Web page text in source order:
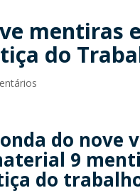
mentiras
do
do nove
9
do